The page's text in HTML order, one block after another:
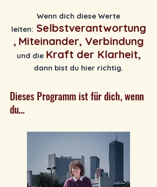
Wenn dich diese Werte
leiten: Selbstverantwortung
, Miteinander, Verbindung
und die Kraft der Klarheit,
dann bist du hier richtig.
Dieses Programm ist für dich, wenn
du…